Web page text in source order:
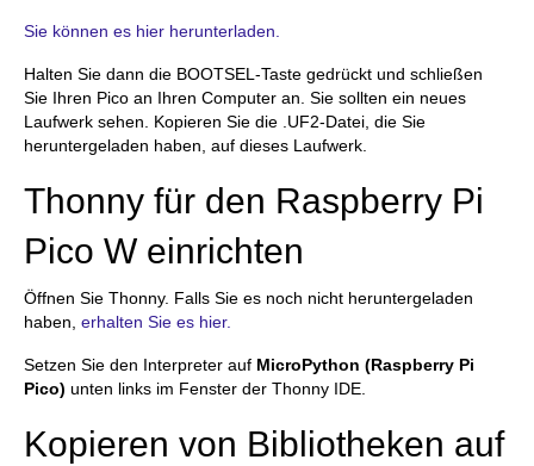
Sie können es hier herunterladen.
Halten Sie dann die BOOTSEL-Taste gedrückt und schließen
Sie Ihren Pico an Ihren Computer an. Sie sollten ein neues
Laufwerk sehen. Kopieren Sie die .UF2-Datei, die Sie
heruntergeladen haben, auf dieses Laufwerk.
Thonny für den Raspberry Pi
Pico W einrichten
Öffnen Sie Thonny. Falls Sie es noch nicht heruntergeladen
haben, erhalten Sie es hier.
Setzen Sie den Interpreter auf MicroPython (Raspberry Pi
Pico) unten links im Fenster der Thonny IDE.
Kopieren von Bibliotheken auf